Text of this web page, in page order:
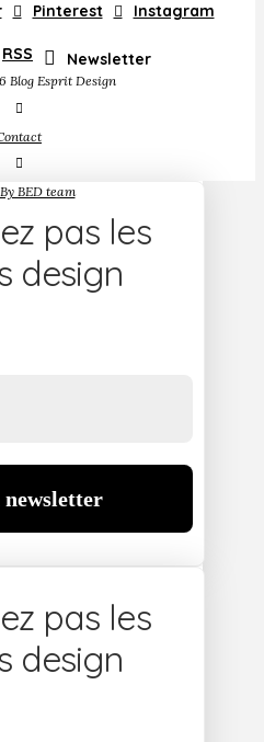
Pinterest Instagram
RSS Newsletter
Blog Esprit Design
BED team
pas les
design
pas les
design